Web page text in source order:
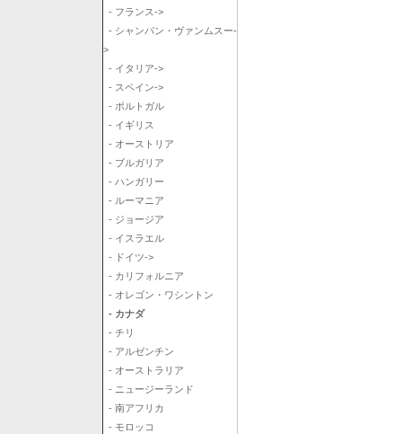
- フランス->
- シャンパン・ヴァンムスー-
>
- イタリア->
- スペイン->
- ポルトガル
- イギリス
- オーストリア
- ブルガリア
- ハンガリー
- ルーマニア
- ジョージア
- イスラエル
- ドイツ->
- カリフォルニア
- オレゴン・ワシントン
- カナダ
- チリ
- アルゼンチン
- オーストラリア
- ニュージーランド
- 南アフリカ
- モロッコ